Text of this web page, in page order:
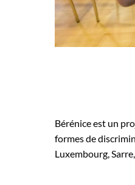
Bérénice est un
formes de
Luxembourg,